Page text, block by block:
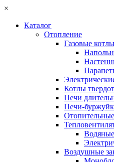
×
Каталог
Отопление
Газовые котлы
Котлы
Печи
Печи-
Воздушные